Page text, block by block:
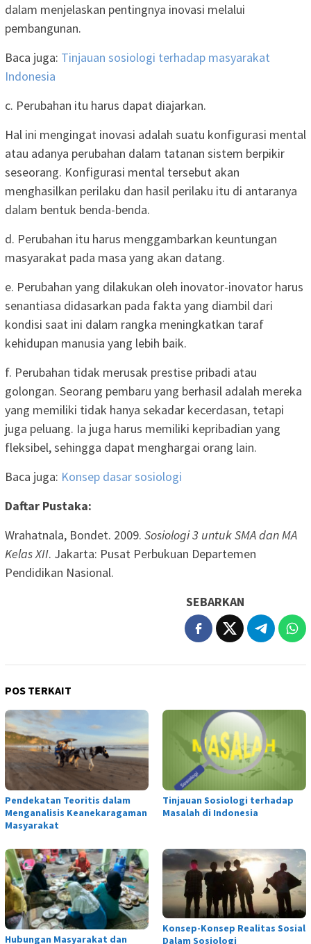
dalam menjelaskan pentingnya inovasi melalui
pembangunan.
Baca juga: Tinjauan sosiologi terhadap masyarakat
Indonesia
c. Perubahan itu harus dapat diajarkan.
Hal ini mengingat inovasi adalah suatu konfigurasi mental
atau adanya perubahan dalam tatanan sistem berpikir
seseorang. Konfigurasi mental tersebut akan
menghasilkan perilaku dan hasil perilaku itu di antaranya
dalam bentuk benda-benda.
d. Perubahan itu harus menggambarkan keuntungan
masyarakat pada masa yang akan datang.
e. Perubahan yang dilakukan oleh inovator-inovator harus
senantiasa didasarkan pada fakta yang diambil dari
kondisi saat ini dalam rangka meningkatkan taraf
kehidupan manusia yang lebih baik.
f. Perubahan tidak merusak prestise pribadi atau
golongan. Seorang pembaru yang berhasil adalah mereka
yang memiliki tidak hanya sekadar kecerdasan, tetapi
juga peluang. Ia juga harus memiliki kepribadian yang
fleksibel, sehingga dapat menghargai orang lain.
Baca juga: Konsep dasar sosiologi
Daftar Pustaka:
Wrahatnala, Bondet. 2009. Sosiologi 3 untuk SMA dan MA
Kelas XII. Jakarta: Pusat Perbukuan Departemen
Pendidikan Nasional.
SEBARKAN
POS TERKAIT
Pendekatan Teoritis dalam
Menganalisis Keanekaragaman
Masyarakat
Tinjauan Sosiologi terhadap
Masalah di Indonesia
Hubungan Masyarakat dan
Konsep-Konsep Realitas Sosial
Dalam Sosiologi